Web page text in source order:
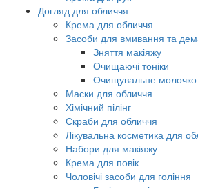
Догляд для обличчя
Крема для обличчя
Засоби для вмивання та
Зняття макіяжу
Очищаючі тоніки
Очищувальне молочко
Маски для обличчя
Хімічний пілінг
Скраби для обличчя
Лікувальна косметика для
Набори для макіяжу
Крема для повік
Чоловічі засоби для гоління